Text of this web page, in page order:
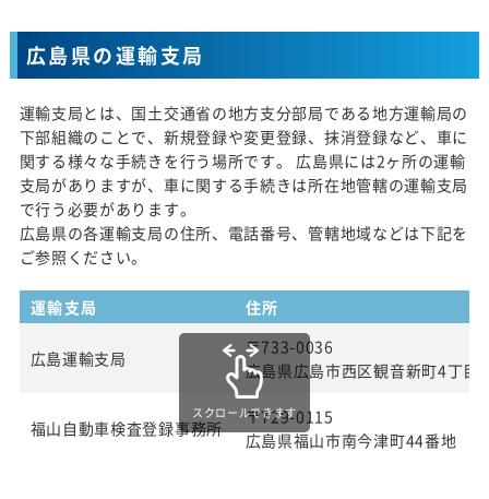
広島県の運輸支局
運輸支局とは、国土交通省の地方支分部局である地方運輸局の
下部組織のことで、新規登録や変更登録、抹消登録など、車に
関する様々な手続きを行う場所です。 広島県には2ヶ所の運輸
支局がありますが、車に関する手続きは所在地管轄の運輸支局
で行う必要があります。
広島県の各運輸支局の住所、電話番号、管轄地域などは下記を
ご参照ください。
運輸支局 住所
広島運輸支局
〒733-0036
広島県広島市西区観音新町4丁目
福山自動車検査登録事務所
〒729-0115
広島県福山市南今津町44番地
スクロールできます